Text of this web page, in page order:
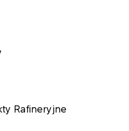
Rafineryjne